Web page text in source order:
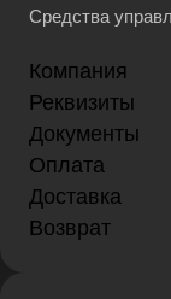
Средства
Компания
Реквизиты
Документы
Оплата
Доставка
Возврат